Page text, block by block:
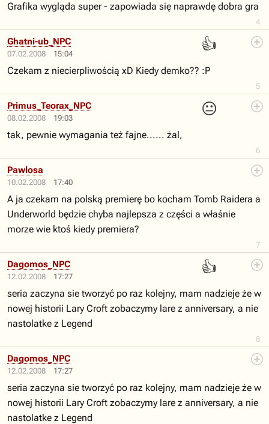
4
Grafika wygląda super - zapowiada się naprawdę dobra gra
07.02.2008 15:04
👍
5
Ghatni-ub_NPC
Czekam z niecierpliwością xD Kiedy demko?? :P
08.02.2008 19:03
😐
6
Primus_Teorax_NPC
tak, pewnie wymagania też fajne...... żal,
10.02.2008 17:40
7
Pawlosa
A ja czekam na polską premierę bo kocham Tomb Raidera a
Underworld będzie chyba najlepsza z części a właśnie
morze wie ktoś kiedy premiera?
12.02.2008 17:27
👍
8
Dagomos_NPC
seria zaczyna sie tworzyć po raz kolejny, mam nadzieje że w
nowej historii Lary Croft zobaczymy lare z anniversary, a nie
nastolatke z Legend
12.02.2008 17:27
Dagomos_NPC
seria zaczyna sie tworzyć po raz kolejny, mam nadzieje że w
nowej historii Lary Croft zobaczymy lare z anniversary, a nie
nastolatke z Legend